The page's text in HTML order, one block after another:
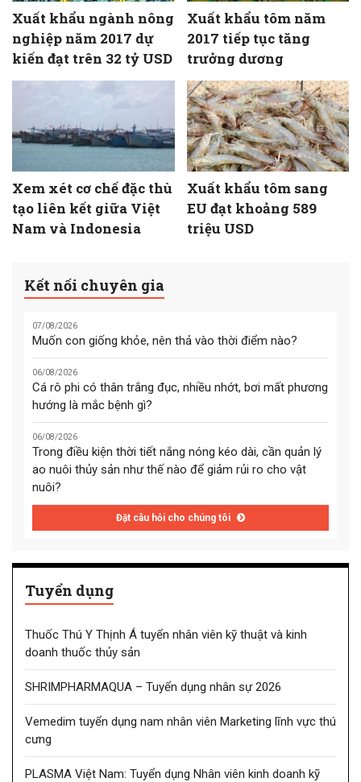
Xuất khẩu ngành nông
nghiệp năm 2017 dự
kiến đạt trên 32 tỷ USD
Xuất khẩu tôm năm
2017 tiếp tục tăng
trưởng dương
Xem xét cơ chế đặc thù
tạo liên kết giữa Việt
Nam và Indonesia
Xuất khẩu tôm sang
EU đạt khoảng 589
triệu USD
Kết nối chuyên gia
07/08/2026
Muốn con giống khỏe, nên thả vào thời điểm nào?
06/08/2026
Cá rô phi có thân trắng đục, nhiều nhớt, bơi mất phương
hướng là mắc bệnh gì?
06/08/2026
Trong điều kiện thời tiết nắng nóng kéo dài, cần quản lý
ao nuôi thủy sản như thế nào để giảm rủi ro cho vật
nuôi?
Đặt câu hỏi cho chúng tôi
Tuyển dụng
Thuốc Thú Y Thịnh Á tuyển nhân viên kỹ thuật và kinh
doanh thuốc thủy sản
SHRIMPHARMAQUA – Tuyển dụng nhân sự 2026
Vemedim tuyển dụng nam nhân viên Marketing lĩnh vực thú
cưng
PLASMA Việt Nam: Tuyển dụng Nhân viên kinh doanh kỹ